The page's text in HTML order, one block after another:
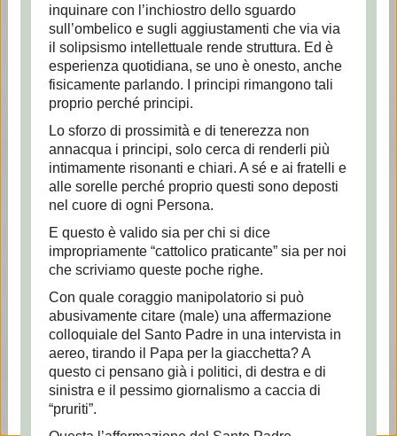
inquinare con l’inchiostro dello sguardo
sull’ombelico e sugli aggiustamenti che via via
il solipsismo intellettuale rende struttura. Ed è
esperienza quotidiana, se uno è onesto, anche
fisicamente parlando. I principi rimangono tali
proprio perché principi.
Lo sforzo di prossimità e di tenerezza non
annacqua i principi, solo cerca di renderli più
intimamente risonanti e chiari. A sé e ai fratelli e
alle sorelle perché proprio questi sono deposti
nel cuore di ogni Persona.
E questo è valido sia per chi si dice
impropriamente “cattolico praticante” sia per noi
che scriviamo queste poche righe.
Con quale coraggio manipolatorio si può
abusivamente citare (male) una affermazione
colloquiale del Santo Padre in una intervista in
aereo, tirando il Papa per la giacchetta? A
questo ci pensano già i politici, di destra e di
sinistra e il pessimo giornalismo a caccia di
“pruriti”.